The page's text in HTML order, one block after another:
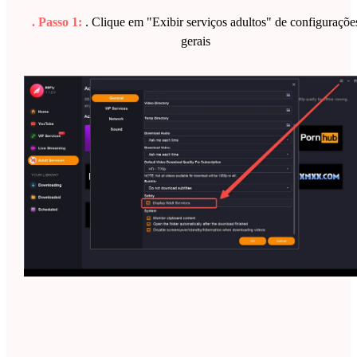
. Passo 1: . Clique em "Exibir serviços adultos" de
gerais